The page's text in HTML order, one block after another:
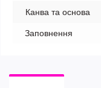
Канва та основа
Заповнення